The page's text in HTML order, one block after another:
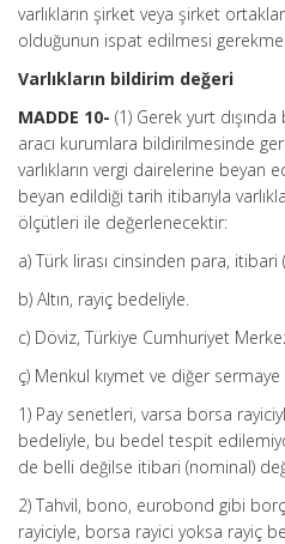
varlıkların şirket veya şirket
olduğunun ispat edilmesi
Varlıkların bildirim değeri
MADDE 10- (1) Gerek yurt
aracı kurumlara bildirilmesinde
varlıkların vergi dairelerine beyan
beyan edildiği tarih itibarıyla
ölçütleri ile değerlenecektir:
a) Türk lirası cinsinden para,
b) Altın, rayiç bedeliyle.
c) Döviz, Türkiye Cumhuriyet
ç) Menkul kıymet ve diğer sermaye
1) Pay senetleri, varsa borsa
bedeliyle, bu bedel tespit
de belli değilse itibari (nominal)
2) Tahvil, bono, eurobond gibi
rayiciyle, borsa rayici yoksa rayiç